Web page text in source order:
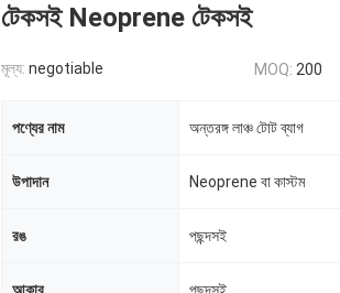
টেকসই Neoprene টেকসই
মূল্য: negotiable MOQ: 200
পণ্যের নাম অন্তরঙ্গ লাঞ্চ টোট ব্যাগ
উপাদান Neoprene বা কাস্টম
রঙ পছন্দসই